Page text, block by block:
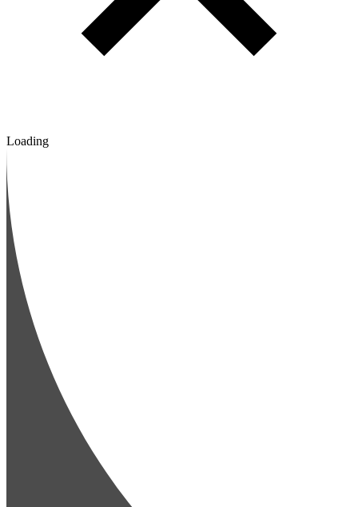
Loading